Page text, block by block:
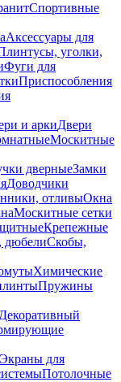
Спортивные
Аксессуары для
уголки,
Фуги для
Приспособления
и аркиДвери
Москитные
дверныеЗамки
Доводчики
отливыОкна
Москитные сетки
Крепежные
дюбелиСкобы,
Химические
Пружины
Декоративный
Экраны для
Потолочные